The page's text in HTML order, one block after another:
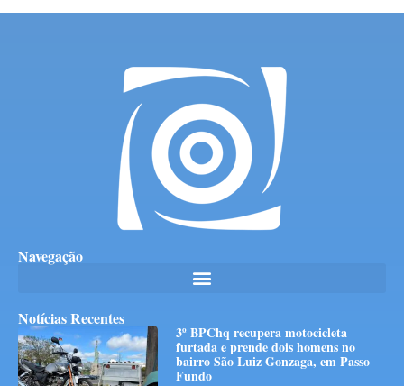
Navegação
Notícias Recentes
3º BPChq recupera motocicleta
furtada e prende dois homens no
bairro São Luiz Gonzaga, em Passo
Fundo